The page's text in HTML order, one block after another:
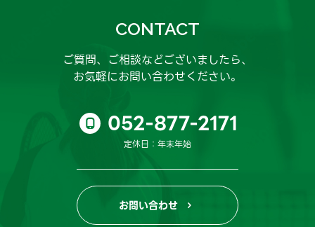
CONTACT
ご質問、ご相談などございましたら、
お気軽にお問い合わせください。
 052-877-2171
定休日：年末年始
お問い合わせ 